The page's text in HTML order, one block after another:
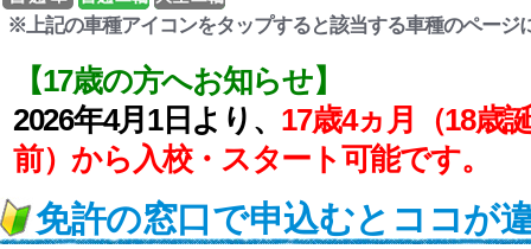
※上記の車種アイコンをタップすると該当する車種のページ
【17歳の方へお知らせ】
2026年4月1日より、 17歳4ヵ月（18歳
前）から入校・スタート可能です。
免許の窓口で申込むとココが